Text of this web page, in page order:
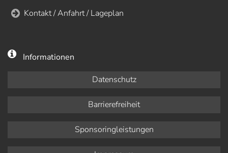
Kontakt / Anfahrt / Lageplan
Informationen
Datenschutz
Barrierefreiheit
Sponsoringleistungen